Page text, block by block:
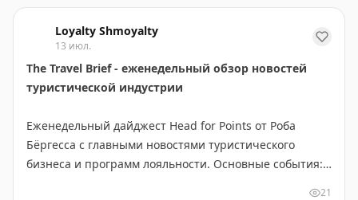
Loyalty Shmoyalty
13 июл.
The Travel Brief - еженедельный обзор новостей
туристической индустрии
Еженедельный дайджест Head for Points от Роба
Бёргесса с главными новостями туристического
бизнеса и программ лояльности. Основные события:
21